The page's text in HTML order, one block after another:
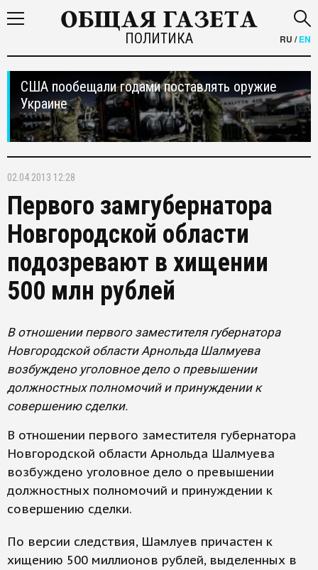
ПОЛИТИКА RU /EN
США пообещали годами поставлять оружие
Украине
02.04.2013 12:28
Первого замгубернатора
Новгородской области
подозревают в хищении
500 млн рублей
В отношении первого заместителя губернатора
Новгородской области Арнольда Шалмуева
возбуждено уголовное дело о превышении
должностных полномочий и принуждении к
совершению сделки.
В отношении первого заместителя губернатора
Новгородской области Арнольда Шалмуева
возбуждено уголовное дело о превышении
должностных полномочий и принуждении к
совершению сделки.
По версии следствия, Шамлуев причастен к
хищению 500 миллионов рублей, выделенных в